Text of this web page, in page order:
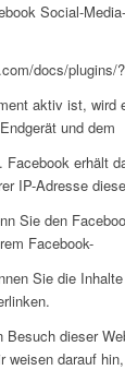
Social-
docs/plugins/
aktiv ist, wird
und dem
Facebook erhält
IP-Adresse diese
Sie den
Facebook-
Sie die
Besuch dieser
weisen darauf hin,